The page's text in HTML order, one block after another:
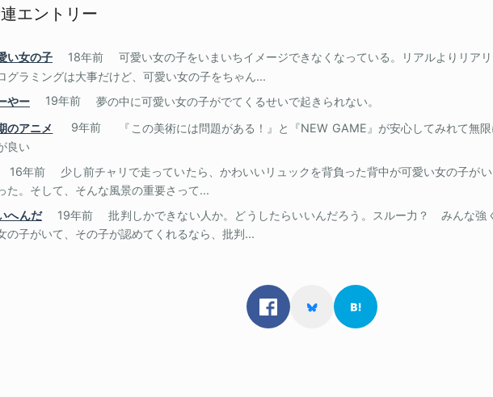
エントリー
い女の子 18年前
可愛い女の子をいまいちイメージできなくなっている。リアルよりリアリ
グラミングは大事だけど、可愛い女の子をちゃん...
やー
19年前
夢の中に可愛い女の子がでてくるせいで起きられない。
のアニメ
9年前
『この美術には問題がある！』と『NEW GAME』が安心してみれて無
良い
16年前
少し前チャリで走っていたら、かわいいリュックを背負った背中が可愛い女の子が
た。そして、そんな風景の重要さって...
へんだ
19年前
批判しかできない人か。どうしたらいいんだろう。スルー力？ みんな強
の子がいて、その子が認めてくれるなら、批判...